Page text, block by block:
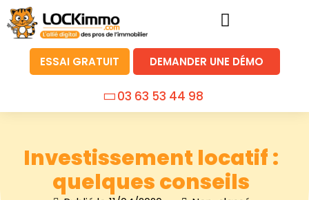
ESSAI GRATUIT DEMANDER UNE DÉMO
03 63 53 44 98
Investissement locatif :
quelques conseils